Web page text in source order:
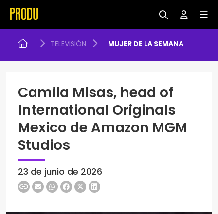
TELEVISIÓN MUJER DE LA SEMANA
Camila Misas, head of
International Originals
Mexico de Amazon MGM
Studios
23 de junio de 2026